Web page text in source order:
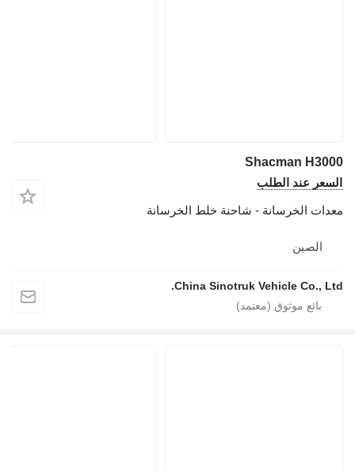
Shacman H3000
السعر عند الطلب
معدات الخرسانة - شاحنة خلط الخرسانة
الصين
China Sinotruk Vehicle Co., Ltd.